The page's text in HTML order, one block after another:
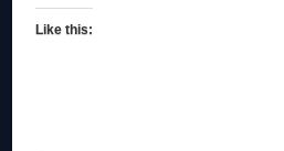
Like this: